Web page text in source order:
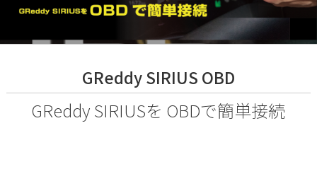
GReddy SIRIUS OBD
GReddy SIRIUSを OBDで簡単接続